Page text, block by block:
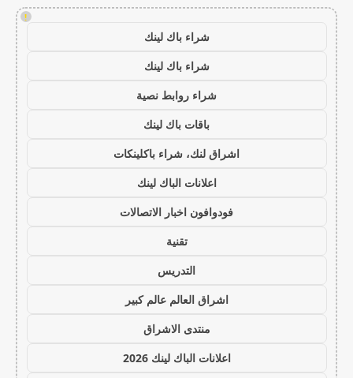
!
شراء باك لينك
شراء باك لينك
شراء روابط نصية
باقات باك لينك
اشراق لنك، شراء باكلينكات
اعلانات الباك لينك
فودوافون اخبار الاتصالات
تقنية
التدريس
اشراق العالم عالم كبير
منتدى الاشراق
اعلانات الباك لينك 2026